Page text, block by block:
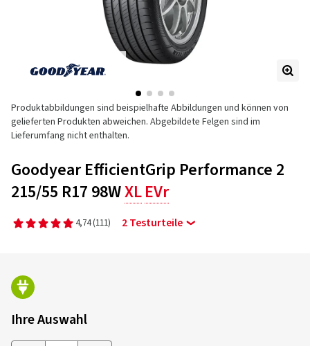
Produktabbildungen sind beispielhafte Abbildungen und können von
gelieferten Produkten abweichen. Abgebildete Felgen sind im
Lieferumfang nicht enthalten.
Goodyear EfficientGrip Performance 2
215/55 R17 98WXLEVr
4,74 (111) 2 Testurteile
Ihre Auswahl